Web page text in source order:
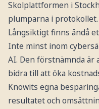
Skolplattformen i
plumparna i protokollet.
Långsiktigt finns ändå
Inte minst inom
AI. Den förstnämnda är
bidra till att öka
Knowits egna
resultatet och